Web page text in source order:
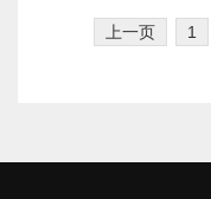
上一页 1